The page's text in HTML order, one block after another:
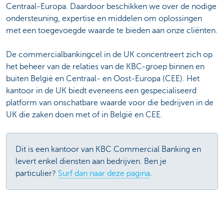
Centraal-Europa. Daardoor beschikken we over de nodige
ondersteuning, expertise en middelen om oplossingen
met een toegevoegde waarde te bieden aan onze cliënten.
De commercialbankingcel in de UK concentreert zich op
het beheer van de relaties van de KBC-groep binnen en
buiten België en Centraal- en Oost-Europa (CEE). Het
kantoor in de UK biedt eveneens een gespecialiseerd
platform van onschatbare waarde voor die bedrijven in de
UK die zaken doen met of in België en CEE.
Dit is een kantoor van KBC Commercial Banking en
levert enkel diensten aan bedrijven. Ben je
particulier? Surf dan naar deze pagina.